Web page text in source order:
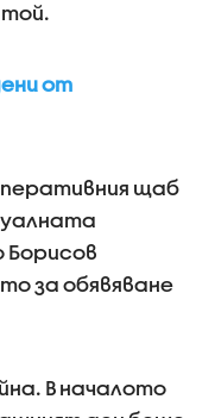
той.
от
щаб
Борисов
за обявяване
В началото